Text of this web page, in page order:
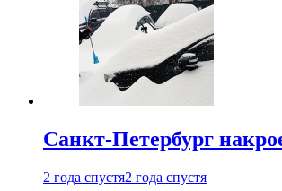
Санкт-Петербург
2 года спустя2 года спустя